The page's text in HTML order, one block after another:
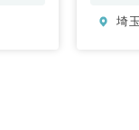
内
埼